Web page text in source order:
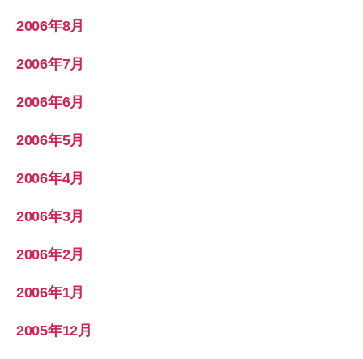
2006年8月
2006年7月
2006年6月
2006年5月
2006年4月
2006年3月
2006年2月
2006年1月
2005年12月